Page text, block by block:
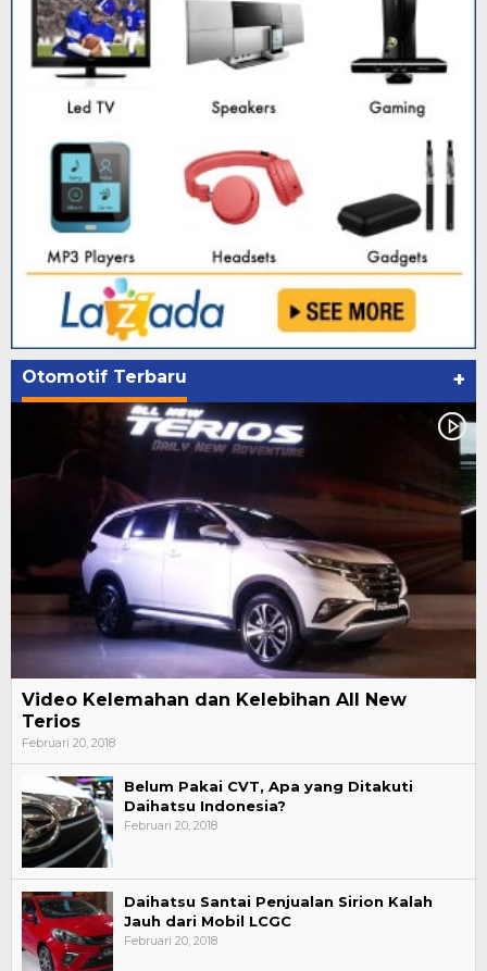
Otomotif Terbaru +
Video Kelemahan dan Kelebihan All New
Terios
Februari 20, 2018
Belum Pakai CVT, Apa yang Ditakuti
Daihatsu Indonesia?
Februari 20, 2018
Daihatsu Santai Penjualan Sirion Kalah
Jauh dari Mobil LCGC
Februari 20, 2018